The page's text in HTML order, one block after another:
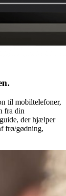
til mobiltelefoner,
fra din
der hjælper
frø/gødning,